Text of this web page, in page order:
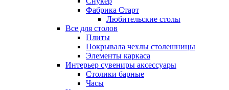
Фабрика Старт
Любительские столы
Все для столов
Плиты
Покрывала чехлы столешницы
Элементы каркаса
Интерьер сувениры аксессуары
Столики барные
Часы